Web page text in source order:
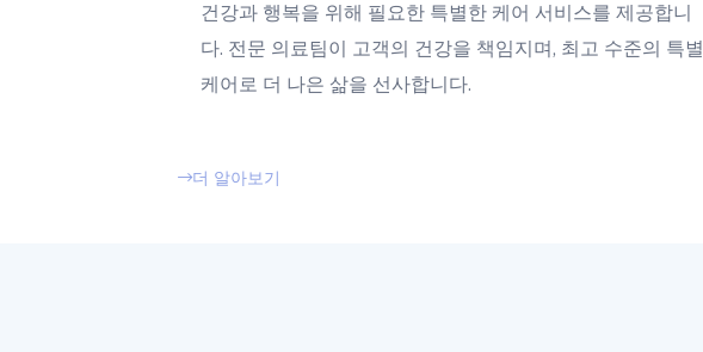
건강과 행복을 위해 필요한 특별한 케어 서비스를 제공합니
다. 전문 의료팀이 고객의 건강을 책임지며, 최고 수준의 특별
케어로 더 나은 삶을 선사합니다.
더 알아보기